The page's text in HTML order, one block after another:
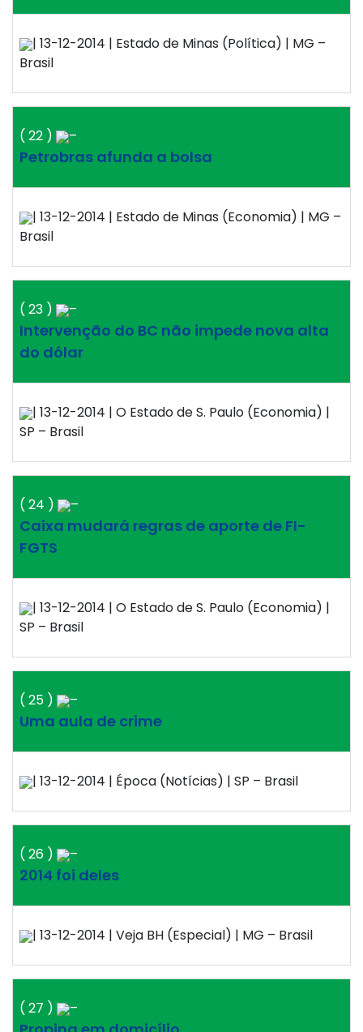
| 13-12-2014 | Estado de Minas (Política) | MG –
Brasil
( 22 ) –
Petrobras afunda a bolsa
| 13-12-2014 | Estado de Minas (Economia) | MG –
Brasil
( 23 ) –
Intervenção do BC não impede nova alta
do dólar
| 13-12-2014 | O Estado de S. Paulo (Economia) |
SP – Brasil
( 24 ) –
Caixa mudará regras de aporte de FI-
FGTS
| 13-12-2014 | O Estado de S. Paulo (Economia) |
SP – Brasil
( 25 ) –
Uma aula de crime
| 13-12-2014 | Época (Notícias) | SP – Brasil
( 26 ) –
2014 foi deles
| 13-12-2014 | Veja BH (Especial) | MG – Brasil
( 27 ) –